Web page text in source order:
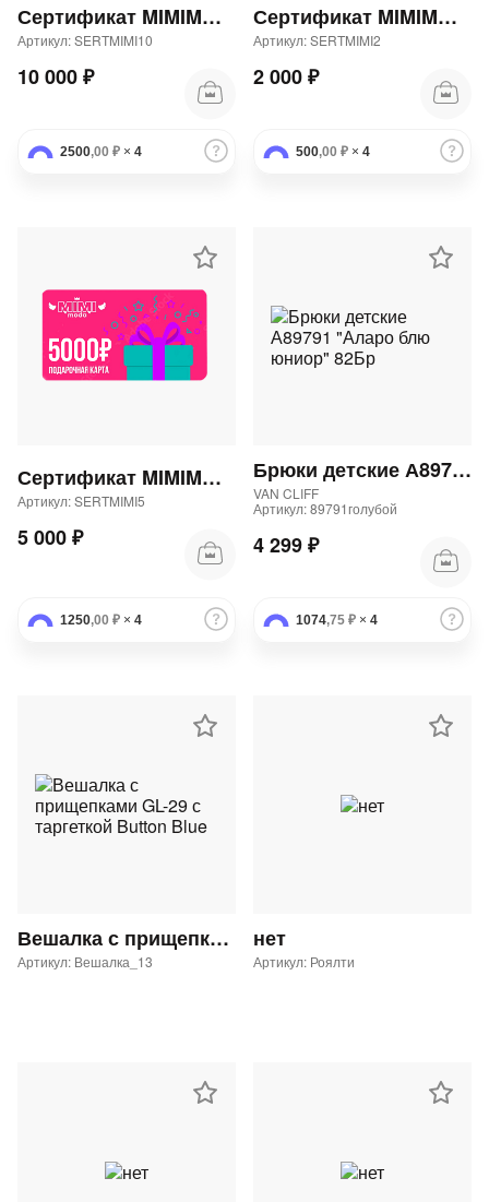
Сертификат MIMIMODA 10000 р.
Артикул: SERTMIMI10
10 000 ₽
2500,00 ₽ × 4
Сертификат MIMIMODA 2000 р.
Артикул: SERTMIMI2
2 000 ₽
500,00 ₽ × 4
Сертификат MIMIMODA 5000 р.
Артикул: SERTMIMI5
5 000 ₽
1250,00 ₽ × 4
Брюки детские А89791 "Аларо блю юниор" 82Бр
VAN CLIFF
Артикул: 89791голубой
4 299 ₽
1074,75 ₽ × 4
Вешалка с прищепками GL-29 с таргеткой Button Blue
Артикул: Вешалка_13
нет
Артикул: Роялти